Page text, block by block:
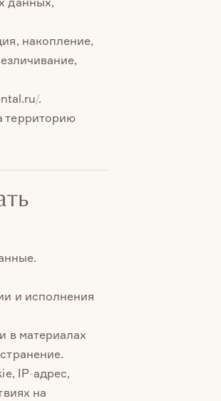
накопление,
.
территорию
и исполнения
в материалах
IP-адрес,
на